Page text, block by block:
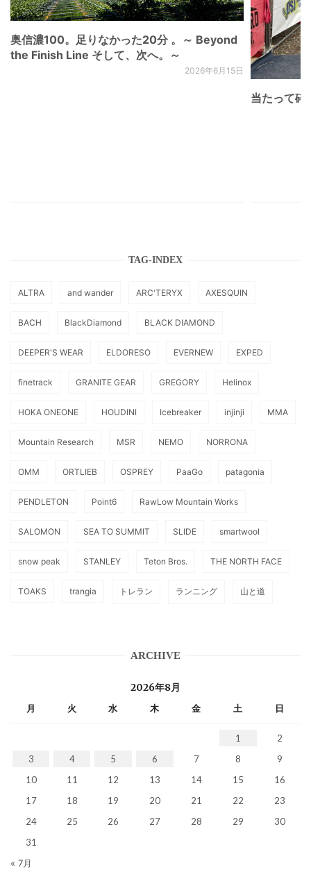
奥信濃100。足りなかった20分 。～ Beyond
the Finish Line そして、次へ。～
2026年6月15日
当たって砕
TAG-INDEX
ALTRA and wander ARC'TERYX AXESQUIN
BACH BlackDiamond BLACK DIAMOND
DEEPER'S WEAR ELDORESO EVERNEW EXPED
finetrack GRANITE GEAR GREGORY Helinox
HOKA ONEONE HOUDINI Icebreaker injinji MMA
Mountain Research MSR NEMO NORRONA
OMM ORTLIEB OSPREY PaaGo patagonia
PENDLETON Point6 RawLow Mountain Works
SALOMON SEA TO SUMMIT SLIDE smartwool
snow peak STANLEY Teton Bros. THE NORTH FACE
TOAKS trangia トレラン ランニング 山と道
ARCHIVE
2026年8月
月 火 水 木 金 土 日
1
2
3
4 5 6 7 8
9
10
11 12 13 14 15
16
17
18 19 20 21 22
23
24
25 26 27 28 29
30
31
« 7月